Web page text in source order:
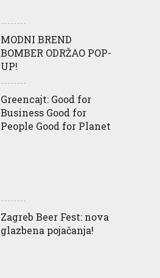
MODNI BREND
BOMBER ODRŽAO POP-
UP!
Greencajt: Good for
Business Good for
People Good for Planet
Zagreb Beer Fest: nova
glazbena pojačanja!